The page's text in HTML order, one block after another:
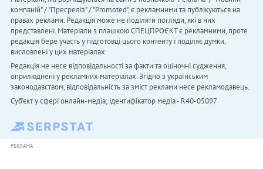
компаній" / "Пресреліз" / "Promoted", є рекламними та публікуються на
правах реклами. Редакція може не поділяти погляди, які в них
представлені. Матеріали з плашкою СПЕЦПРОЄКТ є рекламними, проте
редакція бере участь у підготовці цього контенту і поділяє думки,
висловлені у цих матеріалах.
Редакція не несе відповідальності за факти та оціночні судження,
оприлюднені у рекламних матеріалах. Згідно з українським
законодавством, відповідальність за зміст реклами несе рекламодавець.
Cуб'єкт у сфері онлайн-медіа; ідентифікатор медіа - R40-05097
РЕКЛАМА